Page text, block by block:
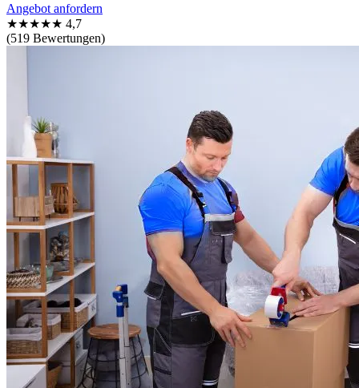
Angebot anfordern
★★★★★ 4,7
(519 Bewertungen)